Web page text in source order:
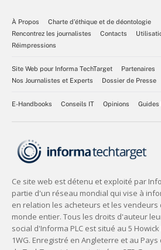
À Propos
Charte d’éthique et de déontologie
Rencontrez les journalistes
Contacts
Réimpressions
Site Web pour Informa TechTarget Partenaires
Nos Journalistes et Experts
Dossier de Presse
E-Handbooks Conseils IT Opinions Guides